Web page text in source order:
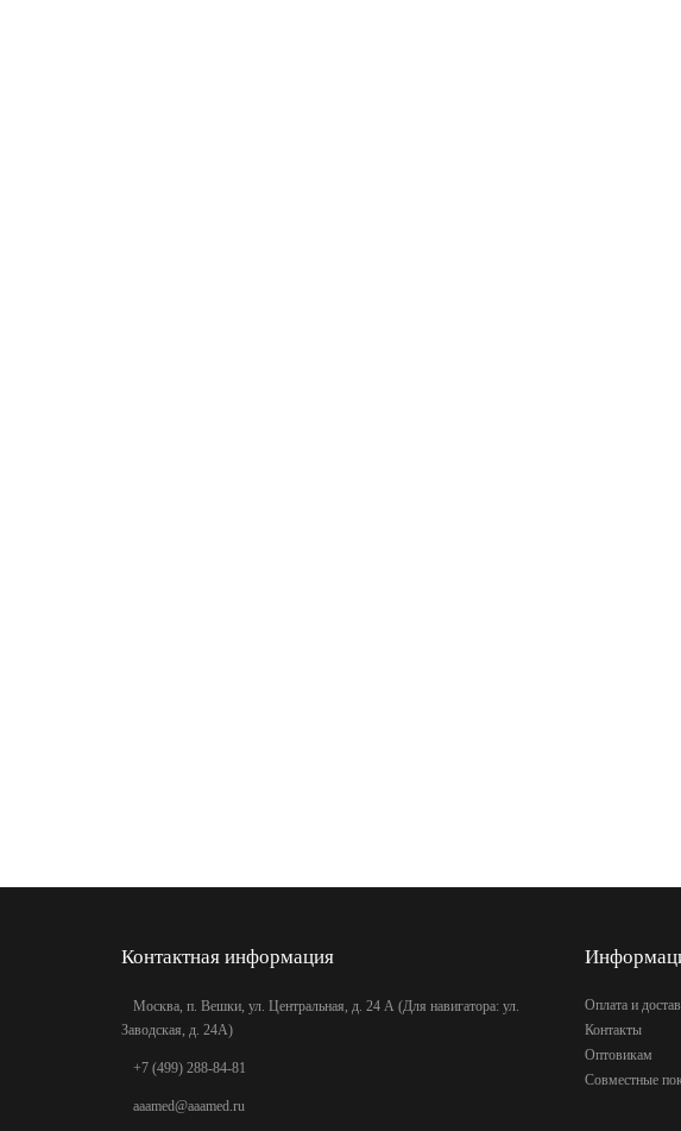
Контактная информация
Москва, п. Вешки, ул. Центральная, д. 24 А (Для навигатора: ул.
Заводская, д. 24А)
+7 (499) 288-84-81
aaamed@aaamed.ru
Оплата и
Контакты
Оптовикам
Совместные